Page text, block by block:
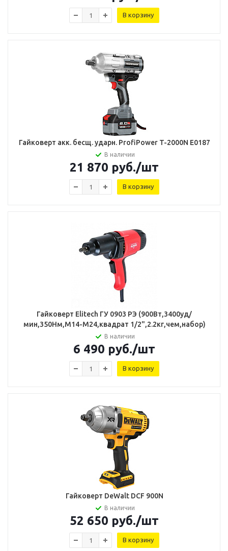
В корзину
Гайковерт акк. бесщ. ударн. ProfiPower T-2000N E0187
В наличии
21 870 руб./шт
В корзину
Гайковерт Elitech ГУ 0903 РЭ (900Вт,3400уд/
мин,350Нм,М14-М24,квадрат 1/2",2.2кг,чем,набор)
В наличии
6 490 руб./шт
В корзину
Гайковерт DeWalt DCF 900N
В наличии
52 650 руб./шт
В корзину